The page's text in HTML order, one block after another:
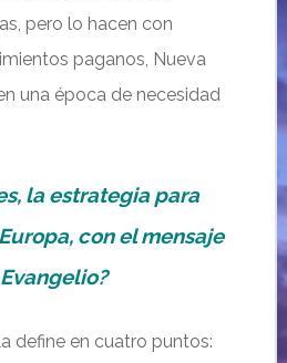
pero lo hacen con
paganos, Nueva
una época de necesidad
la estrategia para
con el mensaje
define en cuatro puntos: